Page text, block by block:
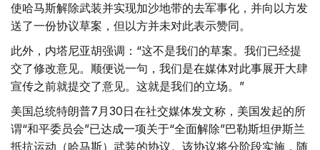
使哈马斯解除武装并实现加沙地带的去军事化，并向以方发
送了一份协议草案，但以方并未对此表示赞同。
此外，内塔尼亚胡强调：“这不是我们的草案。我们已经提
交了修改意见。顺便说一句，我们是在媒体对此事展开大肆
宣传之前就提交了意见。这就是我们的立场。”
美国总统特朗普7月30日在社交媒体发文称，美国发起的所
谓“和平委员会”已达成一项关于“全面解除”巴勒斯坦伊斯兰
抵抗运动（哈马斯）武装的协议。该协议将分阶段实施，随